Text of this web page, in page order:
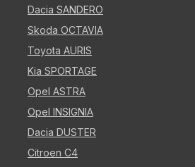
Dacia SANDERO
Skoda OCTAVIA
Toyota AURIS
Kia SPORTAGE
Opel ASTRA
Opel INSIGNIA
Dacia DUSTER
Citroen C4